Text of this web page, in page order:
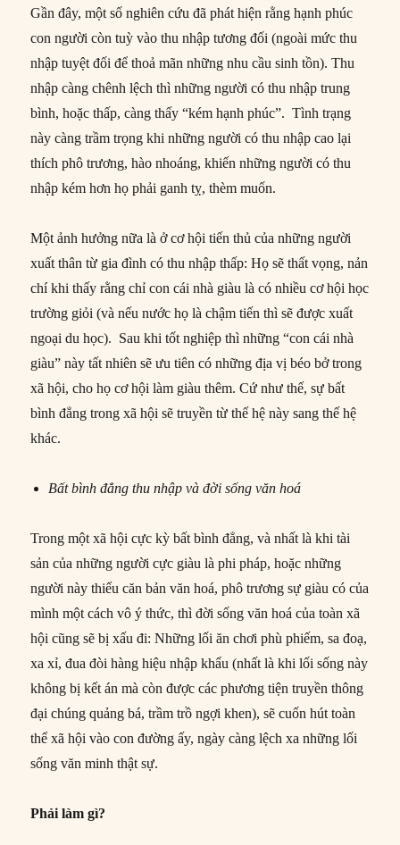
Gần đây, một số nghiên cứu đã phát hiện rằng hạnh phúc
con người còn tuỳ vào thu nhập tương đối (ngoài mức thu
nhập tuyệt đối để thoả mãn những nhu cầu sinh tồn). Thu
nhập càng chênh lệch thì những người có thu nhập trung
bình, hoặc thấp, càng thấy “kém hạnh phúc”. Tình trạng
này càng trầm trọng khi những người có thu nhập cao lại
thích phô trương, hào nhoáng, khiến những người có thu
nhập kém hơn họ phải ganh tỵ, thèm muốn.
Một ảnh hưởng nữa là ở cơ hội tiến thủ của những người
xuất thân từ gia đình có thu nhập thấp: Họ sẽ thất vọng, nản
chí khi thấy rằng chỉ con cái nhà giàu là có nhiều cơ hội học
trường giỏi (và nếu nước họ là chậm tiến thì sẽ được xuất
ngoại du học). Sau khi tốt nghiệp thì những “con cái nhà
giàu” này tất nhiên sẽ ưu tiên có những địa vị béo bở trong
xã hội, cho họ cơ hội làm giàu thêm. Cứ như thế, sự bất
bình đẳng trong xã hội sẽ truyền từ thế hệ này sang thế hệ
khác.
Bất bình đẳng thu nhập và đời sống văn hoá
Trong một xã hội cực kỳ bất bình đẳng, và nhất là khi tài
sản của những người cực giàu là phi pháp, hoặc những
người này thiếu căn bản văn hoá, phô trương sự giàu có của
mình một cách vô ý thức, thì đời sống văn hoá của toàn xã
hội cũng sẽ bị xấu đi: Những lối ăn chơi phù phiếm, sa đoạ,
xa xỉ, đua đòi hàng hiệu nhập khẩu (nhất là khi lối sống này
không bị kết án mà còn được các phương tiện truyền thông
đại chúng quảng bá, trầm trồ ngợi khen), sẽ cuốn hút toàn
thể xã hội vào con đường ấy, ngày càng lệch xa những lối
sống văn minh thật sự.
Phải làm gì?